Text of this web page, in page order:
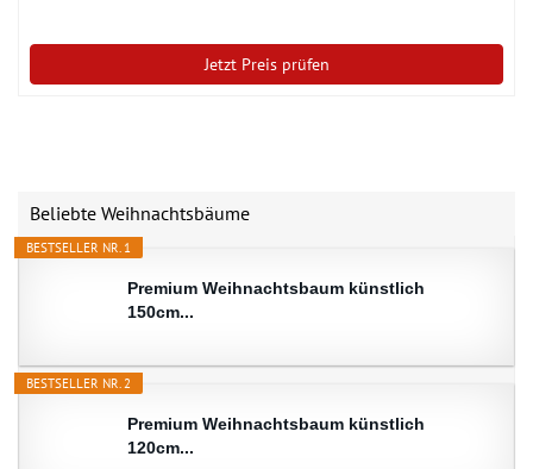
Jetzt Preis prüfen
Beliebte Weihnachtsbäume
BESTSELLER NR. 1
Premium Weihnachtsbaum künstlich
150cm...
BESTSELLER NR. 2
Premium Weihnachtsbaum künstlich
120cm...